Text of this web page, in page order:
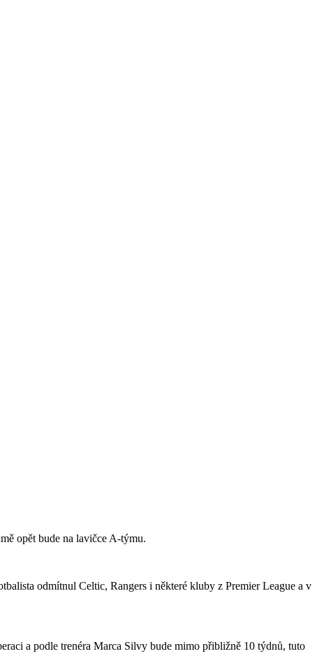
opět bude na lavičce A-týmu.
odmítnul Celtic, Rangers i některé kluby z Premier League a v
a podle trenéra Marca Silvy bude mimo přibližně 10 týdnů, tuto